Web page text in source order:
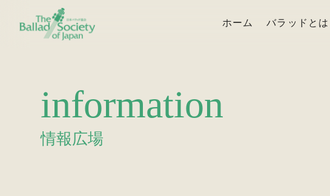
ホーム バラッドとは
information
情報広場